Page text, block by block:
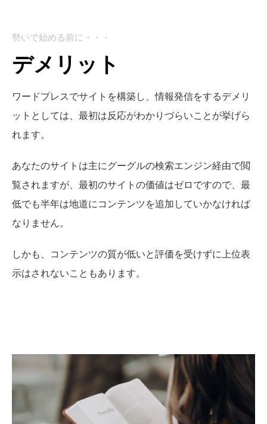
勢いで始める前に・・・
デメリット
ワードプレスでサイトを構築し、情報発信をするデメリ
ットとしては、最初は反応がわかりづらいことが挙げら
れます。
あなたのサイトは主にグーグルの検索エンジン経由で閲
覧されますが、最初のサイトの価値はゼロですので、最
低でも半年は地道にコンテンツを追加していかなければ
なりません。
しかも、コンテンツの質が低いと評価を受けずに上位表
示はされないこともあります。